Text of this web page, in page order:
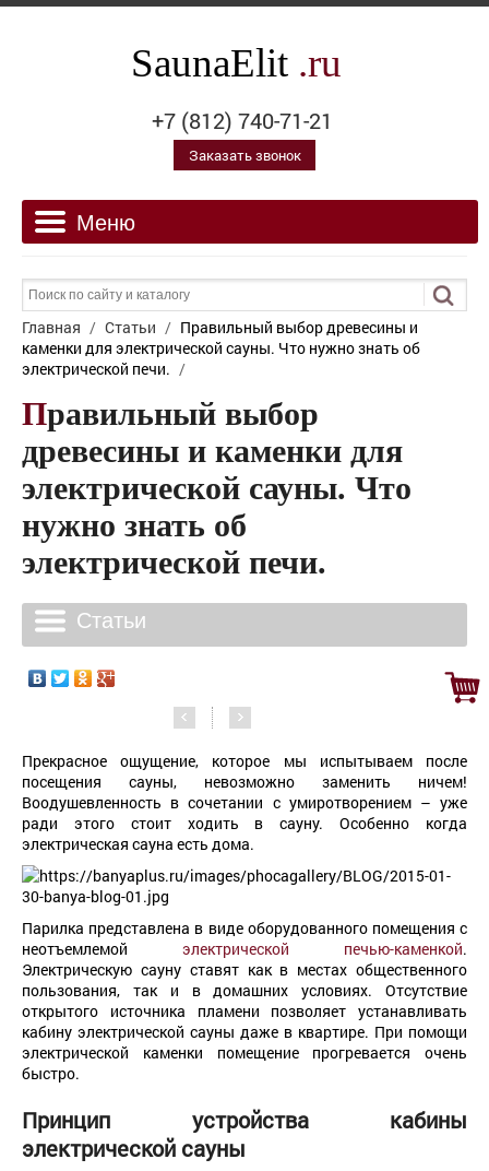
SaunaElit .ru
+7 (812) 740-71-21
Заказать звонок
Главная / Статьи / Правильный выбор древесины и
каменки для электрической сауны. Что нужно знать об
электрической печи. /
Правильный выбор
древесины и каменки для
электрической сауны. Что
нужно знать об
электрической печи.
Прекрасное ощущение, которое мы испытываем после
посещения сауны, невозможно заменить ничем!
Воодушевленность в сочетании с умиротворением – уже
ради этого стоит ходить в сауну. Особенно когда
электрическая сауна есть дома.
Парилка представлена в виде оборудованного помещения с
неотъемлемой электрической печью-каменкой.
Электрическую сауну ставят как в местах общественного
пользования, так и в домашних условиях. Отсутствие
открытого источника пламени позволяет устанавливать
кабину электрической сауны даже в квартире. При помощи
электрической каменки помещение прогревается очень
быстро.
Принцип устройства кабины
электрической сауны